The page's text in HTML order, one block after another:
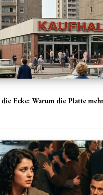
Ecke: Warum die Platte